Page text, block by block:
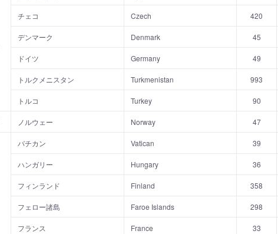
チェコ Czech 420
デンマーク Denmark 45
ドイツ Germany 49
トルクメニスタン Turkmenistan 993
トルコ Turkey 90
ノルウェー Norway 47
バチカン Vatican 39
ハンガリー Hungary 36
フィンランド Finland 358
フェロー諸島 Faroe Islands 298
フランス France 33